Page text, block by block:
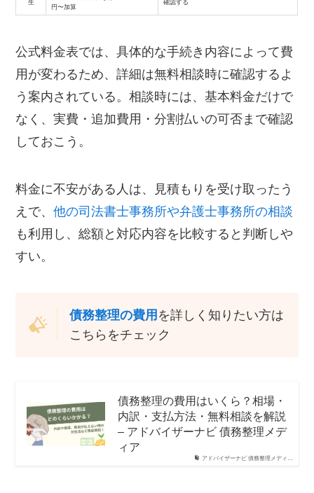
生
円〜加算
確認する
公式料金表では、具体的な手続き内容によって費
用が変わるため、詳細は無料相談時に確認するよ
う案内されている。相談時には、基本料金だけで
なく、実費・追加費用・分割払いの可否まで確認
しておこう。
料金に不安がある人は、見積もりを受け取ったう
えで、他の司法書士事務所や弁護士事務所の相談
も利用し、総額と対応内容を比較すると判断しや
すい。
債務整理の費用 を詳しく知りたい方は
こちらをチェック
アドバイザーナビ 債務整理メディ…
債務整理の費用はいくら？相場・
内訳・支払方法・無料相談を解説
– アドバイザーナビ 債務整理メデ
ィア